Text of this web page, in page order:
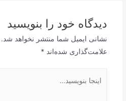
دیدگاه‌ خود را بنویسید
نشانی ایمیل شما منتشر نخواهد شد.
علامت‌گذاری شده‌اند *
بنویسید…